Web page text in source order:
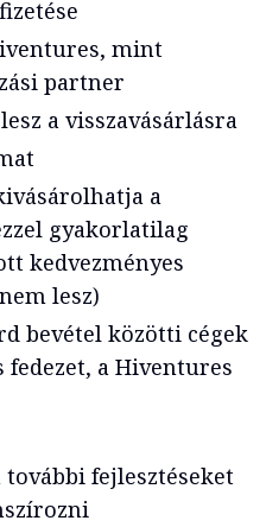
mint
partner
a visszavásárlásra
a
gyakorlatilag
kedvezményes
lesz)
bevétel közötti cégek
a Hiventures
fejlesztéseket